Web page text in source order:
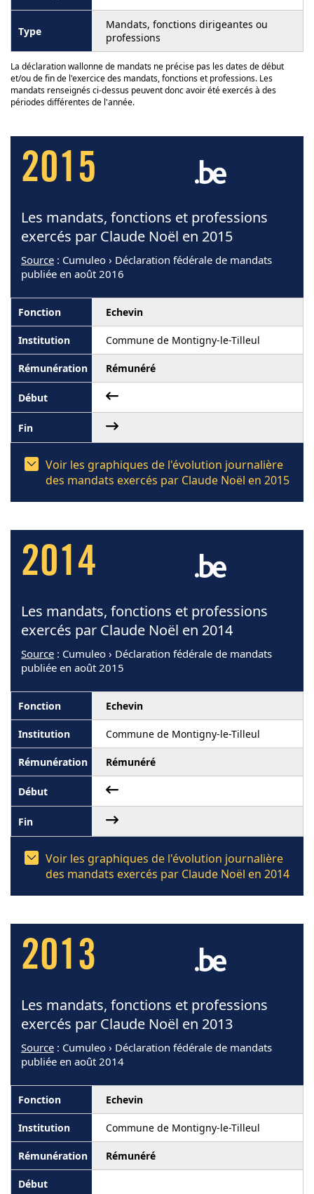
Mandats, fonctions dirigeantes ou
professions
La déclaration wallonne de mandats ne précise pas les dates de début
et/ou de fin de l'exercice des mandats, fonctions et professions. Les
mandats renseignés ci-dessus peuvent donc avoir été exercés à des
périodes différentes de l'année.
2015
Les mandats, fonctions et professions
exercés par Claude Noël en 2015
Source : Cumuleo › Déclaration fédérale de mandats
publiée en août 2016
Echevin
Commune de Montigny-le-Tilleul
Rémunéré
Voir les graphiques de l'évolution journalière
des mandats exercés par Claude Noël en 2015
2014
Les mandats, fonctions et professions
exercés par Claude Noël en 2014
Source : Cumuleo › Déclaration fédérale de mandats
publiée en août 2015
Echevin
Commune de Montigny-le-Tilleul
Rémunéré
Voir les graphiques de l'évolution journalière
des mandats exercés par Claude Noël en 2014
2013
Les mandats, fonctions et professions
exercés par Claude Noël en 2013
Source : Cumuleo › Déclaration fédérale de mandats
publiée en août 2014
Echevin
Commune de Montigny-le-Tilleul
Rémunéré